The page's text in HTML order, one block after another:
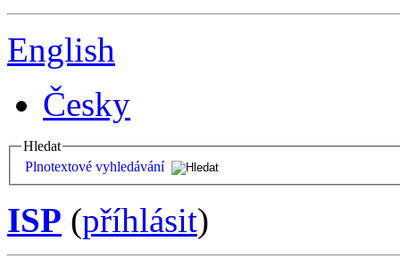
English
Česky
Hledat
Plnotextové vyhledávání
ISP (příhlásit)